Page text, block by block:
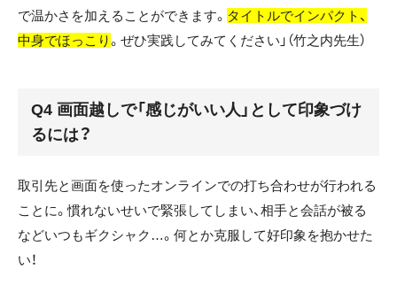
で温かさを加えることができます。 タイトルでインパクト、
中身でほっこり。ぜひ実践してみてください」（竹之内先生）
Q4 画面越しで「感じがいい人」として印象づけ
るには？
取引先と画面を使ったオンラインでの打ち合わせが行われる
ことに。慣れないせいで緊張してしまい、相手と会話が被る
などいつもギクシャク…。何とか克服して好印象を抱かせた
い！